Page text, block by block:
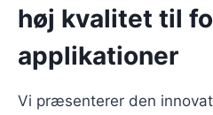
høj kvalitet til
applikationer
Vi præsenterer den